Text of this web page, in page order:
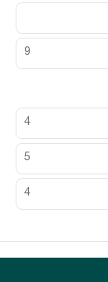
9
4
5
4